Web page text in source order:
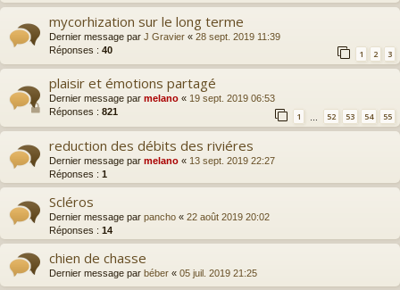
mycorhization sur le long terme
Dernier message par J Gravier « 28 sept. 2019 11:39
Réponses : 40 1 2 3
plaisir et émotions partagé
Dernier message par melano « 19 sept. 2019 06:53
Réponses : 821 1 52 53 54 55
reduction des débits des riviéres
Dernier message par melano « 13 sept. 2019 22:27
Réponses : 1
Scléros
Dernier message par pancho « 22 août 2019 20:02
Réponses : 14
chien de chasse
Dernier message par béber « 05 juil. 2019 21:25